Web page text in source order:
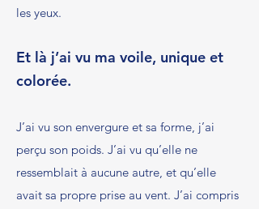
les yeux.
Et là j’ai vu ma voile, unique et
colorée.
J’ai vu son envergure et sa forme, j’ai
perçu son poids. J’ai vu qu’elle ne
ressemblait à aucune autre, et qu’elle
avait sa propre prise au vent. J’ai compris